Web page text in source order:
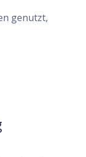
genutzt,